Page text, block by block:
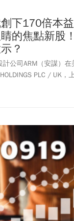
下170倍本
的焦點新股
？
公司ARM（安謀）
PLC / UK，
克主板），每股掛牌價